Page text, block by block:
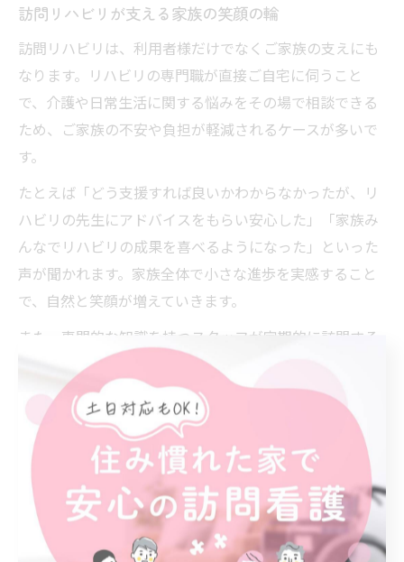
訪問リハビリが支える家族の笑顔の輪
訪問リハビリは、利用者様だけでなくご家族の支えにも
なります。リハビリの専門職が直接ご自宅に伺うこと
で、介護や日常生活に関する悩みをその場で相談できる
ため、ご家族の不安や負担が軽減されるケースが多いで
す。
たとえば「どう支援すれば良いかわからなかったが、リ
ハビリの先生にアドバイスをもらい安心した」「家族み
んなでリハビリの成果を喜べるようになった」といった
声が聞かれます。家族全体で小さな進歩を実感すること
で、自然と笑顔が増えていきます。
また、専門的な知識を持つスタッフが定期的に訪問する
ことで、ご家族もケアの方法を学びやすくなり、より良
い在宅生活を支える基盤が整います。訪問リハビリは、
利用者様とご家族の「笑顔の輪」を広げる大切な役割を
担っています。